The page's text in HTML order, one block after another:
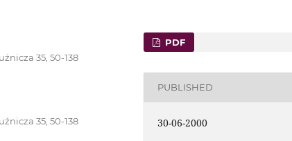
35, 50-138
35, 50-138
PDF
PUBLISHED
30-06-2000